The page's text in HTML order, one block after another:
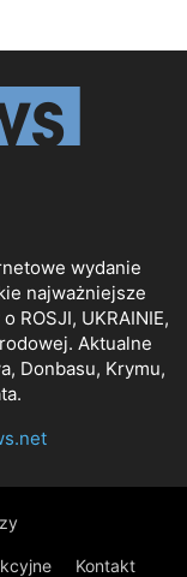
wydanie
najważniejsze
ROSJI, UKRAINIE,
Aktualne
Donbasu, Krymu,
Kontakt